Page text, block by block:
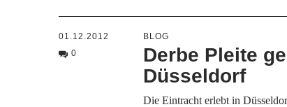
01.12.2012
0
BLOG
Derbe Pleite
Düsseldorf
Die Eintracht erlebt in